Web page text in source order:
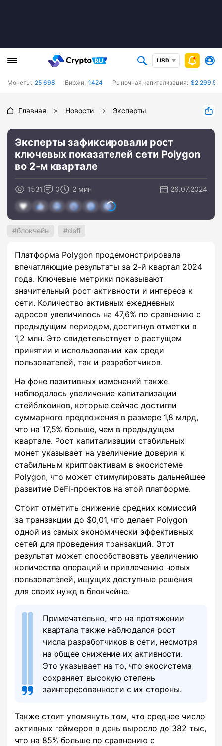
USD
Монеты: 25 698 Биржи: 1424 Рыночная капитализация: $2 299
Главная Новости Эксперты
Эксперты зафиксировали рост
ключевых показателей сети Polygon
во 2-м квартале
1531 0 2 мин 26.07.2024
блокчейн defi
Платформа Polygon продемонстрировала
впечатляющие результаты за 2-й квартал 2024
года. Ключевые метрики показывают
значительный рост активности и интереса к
сети. Количество активных ежедневных
адресов увеличилось на 47,6% по сравнению с
предыдущим периодом, достигнув отметки в
1,2 млн. Это свидетельствует о растущем
принятии и использовании как среди
пользователей, так и разработчиков.
На фоне позитивных изменений также
наблюдалось увеличение капитализации
стейблкоинов, которые сейчас достигли
суммарного предложения в размере 1,8 млрд,
что на 17,5% больше, чем в предыдущем
квартале. Рост капитализации стабильных
монет указывает на увеличение доверия к
стабильным криптоактивам в экосистеме
Polygon, что может стимулировать дальнейшее
развитие DeFi-проектов на этой платформе.
Стоит отметить снижение средних комиссий
за транзакции до $0,01, что делает Polygon
одной из самых экономически эффективных
сетей для проведения транзакций. Этот
результат может способствовать увеличению
количества операций и привлечению новых
пользователей, ищущих доступные решения
для своих нужд в блокчейне.
Примечательно, что на протяжении
квартала также наблюдался рост
числа разработчиков в сети, несмотря
на общее снижение их активности.
Это указывает на то, что экосистема
сохраняет высокую степень
заинтересованности с их стороны.
Также стоит упомянуть том, что среднее число
активных геймеров в день выросло до 382 тыс,
что на 85% больше по сравнению с